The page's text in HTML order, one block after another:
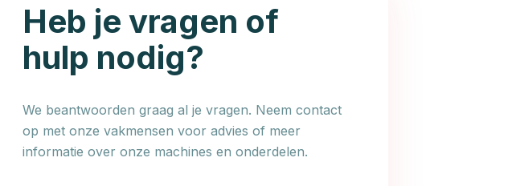
Heb je vragen of
hulp nodig?
We beantwoorden graag al je vragen. Neem contact
op met onze vakmensen voor advies of meer
informatie over onze machines en onderdelen.